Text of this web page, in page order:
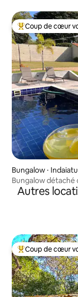
Coups de cœur
Coup de cœur
Bungalow ⋅
Bungalow détaché
Autres
Coups de cœur
Coup de cœur